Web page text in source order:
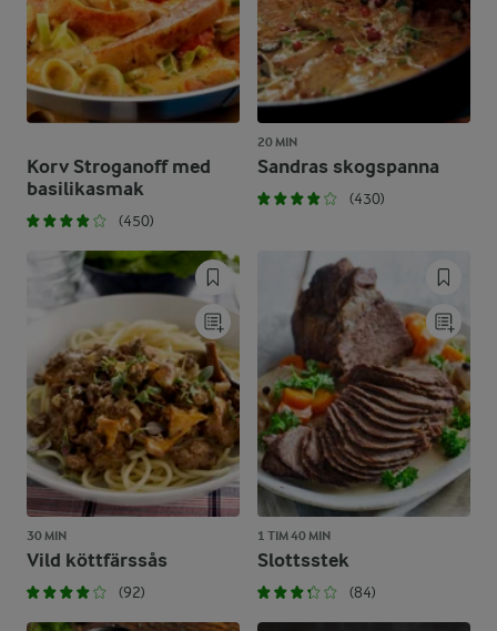
Korv Stroganoff med
basilikasmak
(450)
20 MIN
Sandras skogspanna
(430)
30 MIN
Vild köttfärssås
(92)
1 TIM 40 MIN
Slottsstek
(84)